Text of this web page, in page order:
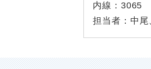
内線： 3065
担当者： 中尾